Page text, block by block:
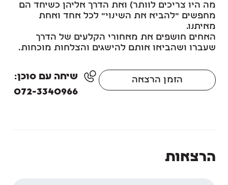
מה היו צריכים לוותר) ואת הדרך אליהן כשיחד הם
מחפשים "להביא את השינוי" לכל אחד ואחת
מאיתנו.
האחים חושפים את מאחורי הקלעים של הדרך
שעברו ושהביאו אותם להישגים והצלחות מוכחות.
הזמן הרצאה
שיחה עם סוכן:
072-3340966
הרצאות